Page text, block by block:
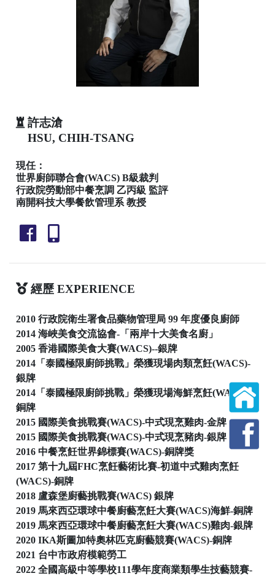
許志滄
HSU, CHIH-TSANG
現任：
世界廚師聯合會(WACS) B級裁判
行政院勞動部中餐烹調 乙丙級 監評
南開科技大學餐飲管理系 教授
經歷 EXPERIENCE
2010 行政院衛生署食品藥物管理局 99 年度優良廚師
2014 海峽美食交流協會-「兩岸十大美食名廚」
2005 香港國際美食大賽(WACS)--銀牌
2014「泰國極限廚師挑戰」榮獲現場肉類烹飪(WACS)-
銀牌
2014「泰國極限廚師挑戰」榮獲現場海鮮烹飪(WACS)-
銅牌
2015 國際美食挑戰賽(WACS)-中式現烹雞肉-金牌
2015 國際美食挑戰賽(WACS)-中式現烹豬肉-銀牌
2016 中餐烹飪世界錦標賽(WACS)-銅牌獎
2017 第十九屆FHC烹飪藝術比賽-初道中式雞肉烹飪
(WACS)-銅牌
2018 盧森堡廚藝挑戰賽(WACS) 銀牌
2019 馬來西亞環球中餐廚藝烹飪大賽(WACS)海鮮-銅牌
2019 馬來西亞環球中餐廚藝烹飪大賽(WACS)雞肉-銀牌
2020 IKA斯圖加特奧林匹克廚藝競賽(WACS)-銅牌
2021 台中市政府模範勞工
2022 全國高級中等學校111學年度商業類學生技藝競賽-